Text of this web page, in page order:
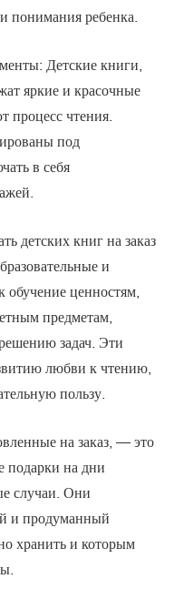
понимания ребенка.
Детские книги,
яркие и красочные
процесс чтения.
под
в себя
детских книг на заказ
и
обучение ценностям,
предметам,
задач. Эти
любви к чтению,
пользу.
на заказ, — это
подарки на дни
случаи. Они
и продуманный
хранить и которым